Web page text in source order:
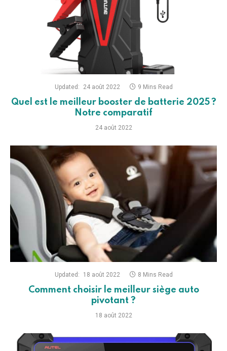
Updated: 24 août 2022 9 Mins Read
Quel est le meilleur booster de batterie 2025 ?
Notre comparatif
24 août 2022
Updated: 18 août 2022 8 Mins Read
Comment choisir le meilleur siège auto
pivotant ?
18 août 2022